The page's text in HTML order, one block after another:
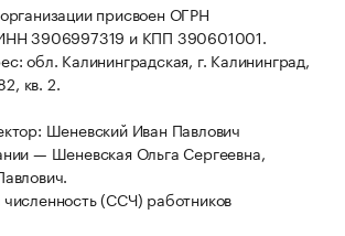
присвоен ОГРН
3906997319 и КПП 390601001.
обл. Калининградская, г. Калининград,
кв. 2.
Шеневский Иван Павлович
— Шеневская Ольга Сергеевна,
(ССЧ) работников